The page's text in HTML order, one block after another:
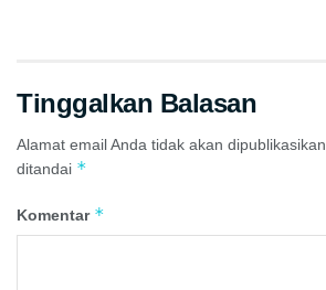
Tinggalkan Balasan
Alamat email Anda tidak akan dipublikasikan.
ditandai *
Komentar *